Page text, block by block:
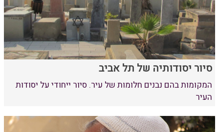
סיור יסודותיה של תל אביב
המקומות בהם נבנים חלומות של עיר. סיור ייחודי על יסודות
העיר